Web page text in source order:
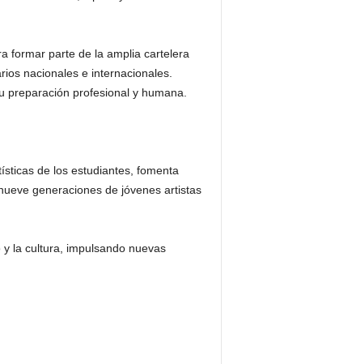
formar parte de la amplia cartelera
nacionales e internacionales.
profesional y humana.
de los estudiantes, fomenta
generaciones de jóvenes artistas
la cultura, impulsando nuevas